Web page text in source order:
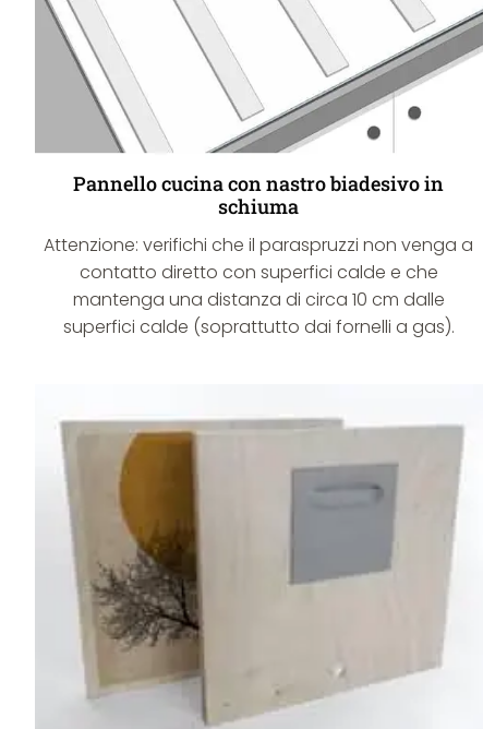
Pannello cucina con nastro biadesivo in
schiuma
Attenzione: verifichi che il paraspruzzi non venga a
contatto diretto con superfici calde e che
mantenga una distanza di circa 10 cm dalle
superfici calde (soprattutto dai fornelli a gas).